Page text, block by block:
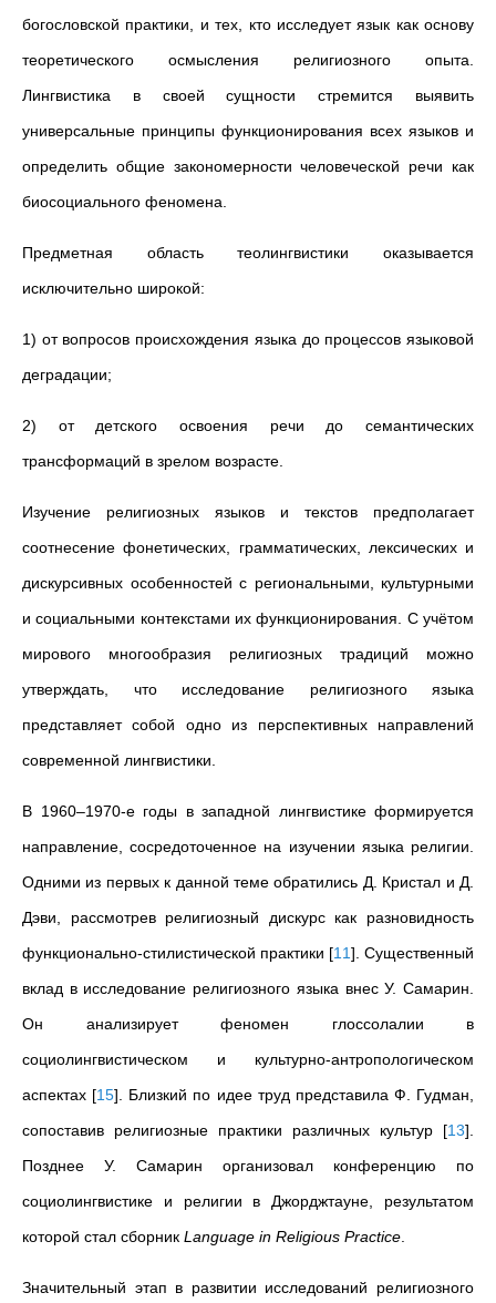
богословской практики, и тех, кто исследует язык как основу
теоретического осмысления религиозного опыта.
Лингвистика в своей сущности стремится выявить
универсальные принципы функционирования всех языков и
определить общие закономерности человеческой речи как
биосоциального феномена.
Предметная область теолингвистики оказывается
исключительно широкой:
1) от вопросов происхождения языка до процессов языковой
деградации;
2) от детского освоения речи до семантических
трансформаций в зрелом возрасте.
Изучение религиозных языков и текстов предполагает
соотнесение фонетических, грамматических, лексических и
дискурсивных особенностей с региональными, культурными
и социальными контекстами их функционирования. С учётом
мирового многообразия религиозных традиций можно
утверждать, что исследование религиозного языка
представляет собой одно из перспективных направлений
современной лингвистики.
В 1960–1970-е годы в западной лингвистике формируется
направление, сосредоточенное на изучении языка религии.
Одними из первых к данной теме обратились Д. Кристал и Д.
Дэви, рассмотрев религиозный дискурс как разновидность
функционально-стилистической практики [11] . Существенный
вклад в исследование религиозного языка внес У. Самарин.
Он анализирует феномен глоссолалии в
социолингвистическом и культурно-антропологическом
аспектах [15] . Близкий по идее труд представила Ф. Гудман,
сопоставив религиозные практики различных культур [13]
Позднее У. Самарин организовал конференцию по
социолингвистике и религии в Джорджтауне, результатом
которой стал сборник Language in Religious Practice
Значительный этап в развитии исследований религиозного